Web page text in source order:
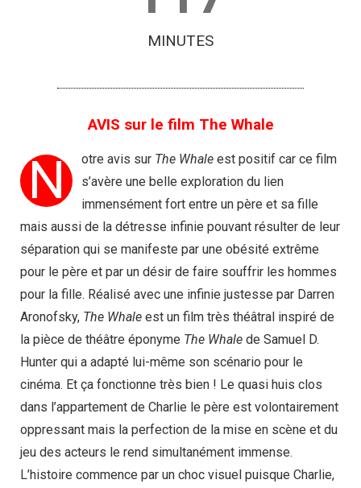
MINUTES
AVIS sur le film The Whale
N otre avis sur The Whale est positif car ce film
s’avère une belle exploration du lien
immensément fort entre un père et sa fille
mais aussi de la détresse infinie pouvant résulter de leur
séparation qui se manifeste par une obésité extrême
pour le père et par un désir de faire souffrir les hommes
pour la fille. Réalisé avec une infinie justesse par Darren
Aronofsky, The Whale est un film très théâtral inspiré de
la pièce de théâtre éponyme The Whale de Samuel D.
Hunter qui a adapté lui-même son scénario pour le
cinéma. Et ça fonctionne très bien ! Le quasi huis clos
dans l’appartement de Charlie le père est volontairement
oppressant mais la perfection de la mise en scène et du
jeu des acteurs le rend simultanément immense.
L’histoire commence par un choc visuel puisque Charlie,